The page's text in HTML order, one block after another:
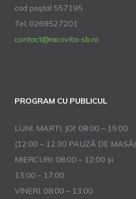
cod poştal 557195
Tel: 0269527201
contact@racovita-sb.ro
PROGRAM CU PUBLICUL
LUNI, MARTI, JOI: 08:00 – 15:00
(12:00 – 12:30 PAUZĂ DE MASĂ)
MIERCURI: 08:00 – 12:00 și
13:00 – 17:00
VINERI: 08:00 – 13:00